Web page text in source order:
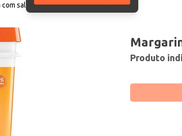
com sal Margarina Coamo 15kg
Produto